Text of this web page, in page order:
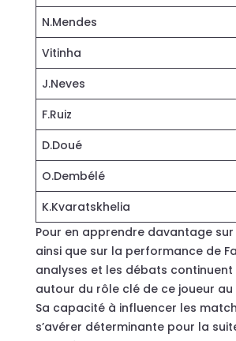
N.Mendes
Vitinha
J.Neves
F.Ruiz
D.Doué
O.Dembélé
K.Kvaratskhelia
Pour en apprendre davantage
ainsi que sur la performance de
analyses et les débats continuent
autour du rôle clé de ce joueur au
Sa capacité à influencer les
s’avérer déterminante pour la